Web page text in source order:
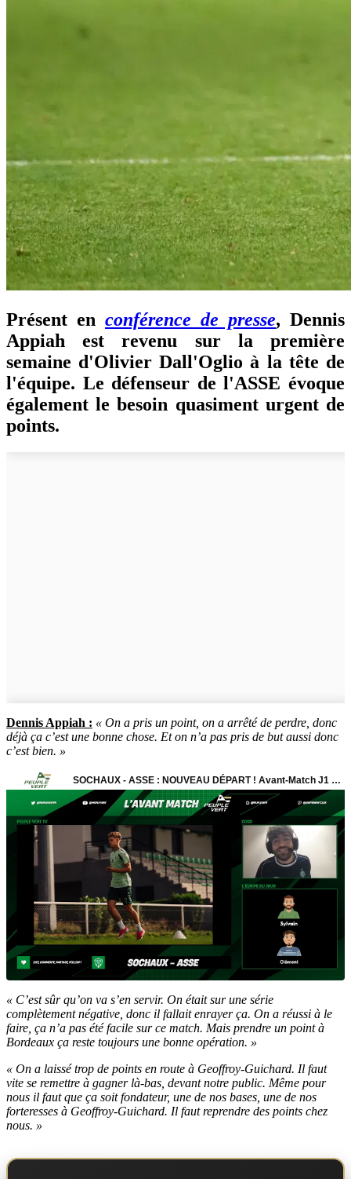
Présent en conférence de presse, Dennis
Appiah est revenu sur la première
semaine d'Olivier Dall'Oglio à la tête de
l'équipe. Le défenseur de l'ASSE évoque
également le besoin quasiment urgent de
points.
Dennis Appiah : « On a pris un point, on a arrêté de perdre, donc
déjà ça c’est une bonne chose. Et on n’a pas pris de but aussi donc
c’est bien. »
« C’est sûr qu’on va s’en servir. On était sur une série
complètement négative, donc il fallait enrayer ça. On a réussi à le
faire, ça n’a pas été facile sur ce match. Mais prendre un point à
Bordeaux ça reste toujours une bonne opération. »
« On a laissé trop de points en route à Geoffroy-Guichard. Il faut
vite se remettre à gagner là-bas, devant notre public. Même pour
nous il faut que ça soit fondateur, une de nos bases, une de nos
forteresses à Geoffroy-Guichard. Il faut reprendre des points chez
nous. »